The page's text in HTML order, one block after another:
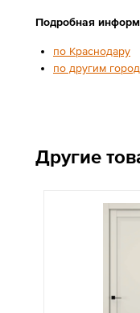
Подробная
по Краснодару
по другим
Другие